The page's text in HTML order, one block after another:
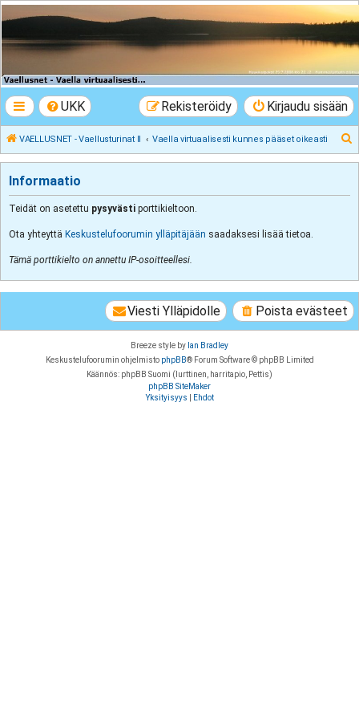
VAELLUSNET -
Vaellusturinat II
UKK Kirjaudu sisään
Rekisteröidy
VAELLUSNET - Vaellusturinat II Vaella virtuaalisesti kunnes pääset oikeasti
Informaatio
Teidät on asetettu pysyvästi porttikieltoon.
Ota yhteyttä Keskustelufoorumin ylläpitäjään saadaksesi lisää tietoa.
Tämä porttikielto on annettu IP-osoitteellesi.
Poista evästeet
Viesti Ylläpidolle
Breeze style by Ian Bradley
Keskustelufoorumin ohjelmisto phpBB® Forum Software © phpBB Limited
Käännös: phpBB Suomi (lurttinen, harritapio, Pettis)
phpBB SiteMaker
Yksityisyys
Ehdot